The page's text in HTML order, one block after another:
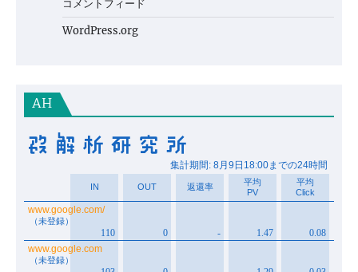
コメントフィード
WordPress.org
AH